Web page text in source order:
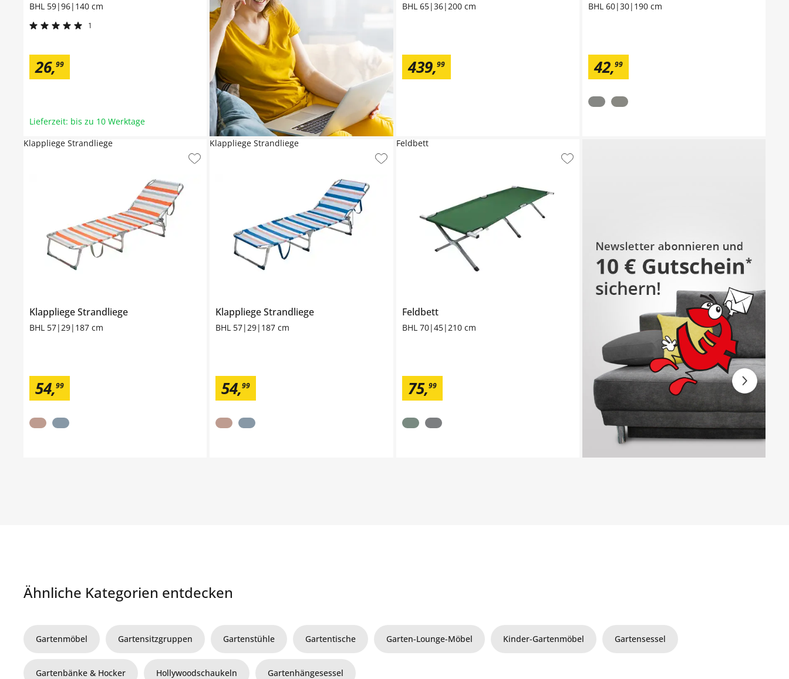
BHL 59|96|140 cm
1
26,99
Lieferzeit: bis zu 10 Werktage
BHL 65|36|200 cm
439,99
BHL 60|30|190 cm
42,99
KlappliegeStrandliege
BHL 57|29|187 cm
54,99
Klappliege Strandliege
KlappliegeStrandliege
BHL 57|29|187 cm
54,99
Klappliege Strandliege
Feldbett
BHL 70|45|210 cm
75,99
Feldbett
Ähnliche Kategorien entdecken
Gartenmöbel Gartensitzgruppen Gartenstühle Gartentische Garten-Lounge-Möbel Kinder-Gartenmöbel Gartensessel
Gartenbänke & Hocker Hollywoodschaukeln Gartenhängesessel